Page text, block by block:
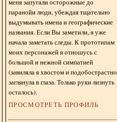
меня запугали осторожные до
паранойи люди, убеждая тщательно
выдумывать имена и географические
названия. Если Вы заметили, я уже
начала заметать следы. К прототипам
моих персонажей я отношусь с
большой и нежной симпатией
(завиляла я хвостом и подобострастно
заглянула в глаза. Только руки лизнуть
осталось).
ПРОСМОТРЕТЬ ПРОФИЛЬ